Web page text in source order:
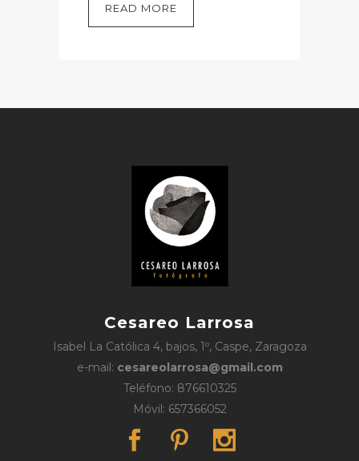
READ MORE
Cesareo Larrosa
Isabel La Católica 4, bajos, 1º, Caspe, Zaragoza
e-mail: cesareolarrosa@gmail.com
Teléfono: 876610325
Móvil: 657366052